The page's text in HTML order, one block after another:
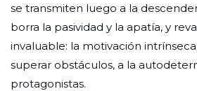
se transmiten luego a la
borra la pasividad y la apatía, y
invaluable: la motivación
superar obstáculos, a la
protagonistas.